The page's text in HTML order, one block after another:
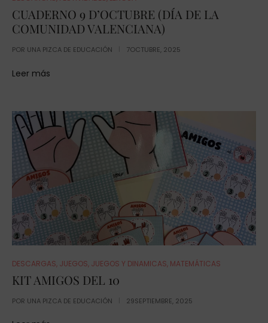
CUADERNO 9 D’OCTUBRE (DÍA DE LA
COMUNIDAD VALENCIANA)
POR UNA PIZCA DE EDUCACIÓN 7OCTUBRE, 2025
Leer más
DESCARGAS, JUEGOS, JUEGOS Y DINAMICAS, MATEMÁTICAS
KIT AMIGOS DEL 10
POR UNA PIZCA DE EDUCACIÓN 29SEPTIEMBRE, 2025